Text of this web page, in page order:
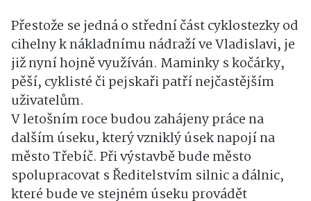
Přestože se jedná o střední část cyklostezky od
cihelny k nákladnímu nádraží ve Vladislavi, je
již nyní hojně využíván. Maminky s kočárky,
pěší, cyklisté či pejskaři patří nejčastějším
uživatelům.
V letošním roce budou zahájeny práce na
dalším úseku, který vzniklý úsek napojí na
město Třebíč. Při výstavbě bude město
spolupracovat s Ředitelstvím silnic a dálnic,
které bude ve stejném úseku provádět